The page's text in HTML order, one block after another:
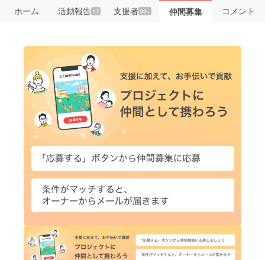
ホーム 活動報告17 支援者99+ 仲間募集 コメント